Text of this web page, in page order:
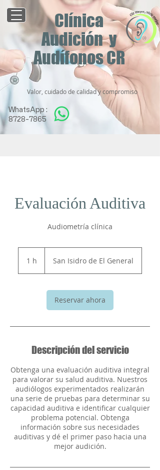
Valor, cuidado de calidad y compromiso
WhatsApp :
8728-7865
Clínica
Audición y
Audífonos CR
Evaluación Auditiva
Audiometría clínica
1 h San Isidro de El General
Reservar ahora
Descripción del servicio
Obtenga una evaluación auditiva integral
para valorar su salud auditiva. Nuestros
audiólogos experimentados realizarán
una serie de pruebas para determinar su
capacidad auditiva e identificar cualquier
problema potencial. Obtenga
información sobre sus necesidades
auditivas y dé el primer paso hacia una
mejor audición.